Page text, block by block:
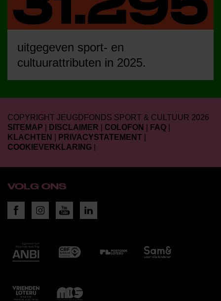
uitgegeven sport- en
cultuurattributen in 2025.
COPYRIGHT JEUGDFONDS SPORT & CULTUUR 2026
SITEMAP
DISCLAIMER COLOFON FAQ
KLACHTEN
PRIVACYSTATEMENT
COOKIEVERKLARING
VOLG ONS